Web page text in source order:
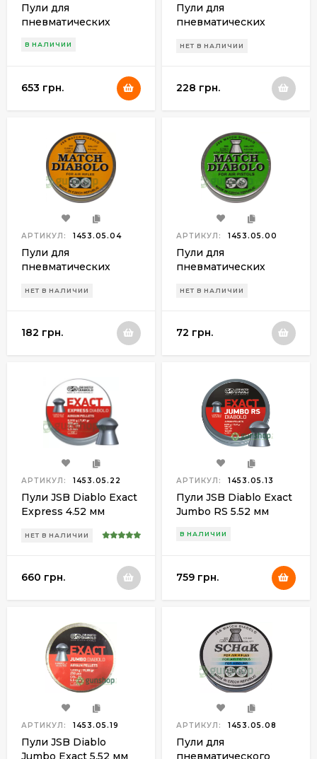
Пули для
пневматических
Diablo 4.5 мм (500шт.)
В НАЛИЧИИ
653 грн.
Пули для
пневматических
Diablo 4.51 мм (500шт.)
НЕТ В НАЛИЧИИ
228 грн.
АРТИКУЛ: 1453.05.04
Пули для
пневматических
Diablo 4.52 мм
НЕТ В НАЛИЧИИ
182 грн.
АРТИКУЛ: 1453.05.00
Пули для
пневматических
Diablo 4.51 мм (500шт.)
НЕТ В НАЛИЧИИ
72 грн.
АРТИКУЛ: 1453.05.22
Пули JSB Diablo Exact
Express 4.52 мм
НЕТ В НАЛИЧИИ
660 грн.
АРТИКУЛ: 1453.05.13
Пули JSB Diablo Exact
Jumbo RS 5.52 мм
В НАЛИЧИИ
759 грн.
АРТИКУЛ: 1453.05.19
Пули JSB Diablo
Jumbo Exact 5.52 мм
АРТИКУЛ: 1453.05.08
Пули для
пневматического